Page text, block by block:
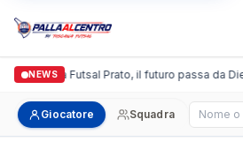
NEWS
Italgronda Futsal Prato, il futuro passa da
Giocatore Squadra Cerca